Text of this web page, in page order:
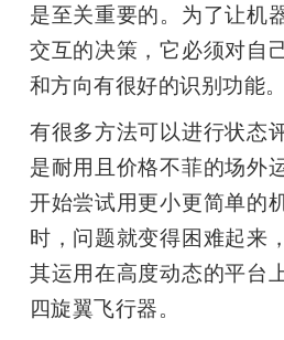
是至关重要的。为了让机
交互的决策，它必须对自
和方向有很好的识别功能。
有很多方法可以进行状态
是耐用且价格不菲的场外
开始尝试用更小更简单的
时，问题就变得困难起来
其运用在高度动态的平台
四旋翼飞行器。